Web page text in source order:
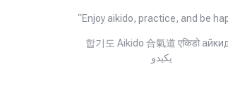
“Enjoy aikido, practice, and be
합기도 Aikido 合氣道 एकिडो
يكيدو